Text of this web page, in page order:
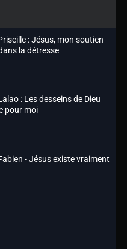
: Jésus, mon soutien
la détresse
: Les desseins de Dieu
pour moi
- Jésus existe vraiment